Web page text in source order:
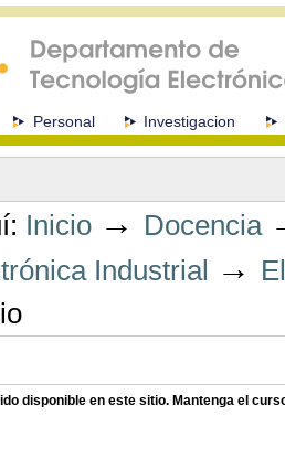
Personal Investigacion
Inicio → Docencia
Industrial →
disponible en este sitio. Mantenga el